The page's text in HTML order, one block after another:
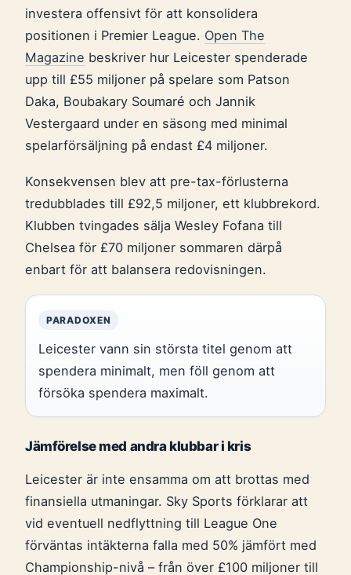
investera offensivt för att konsolidera
positionen i Premier League. Open The
Magazine beskriver hur Leicester spenderade
upp till £55 miljoner på spelare som Patson
Daka, Boubakary Soumaré och Jannik
Vestergaard under en säsong med minimal
spelarförsäljning på endast £4 miljoner.
Konsekvensen blev att pre-tax-förlusterna
tredubblades till £92,5 miljoner, ett klubbrekord.
Klubben tvingades sälja Wesley Fofana till
Chelsea för £70 miljoner sommaren därpå
enbart för att balansera redovisningen.
PARADOXEN
Leicester vann sin största titel genom att
spendera minimalt, men föll genom att
försöka spendera maximalt.
Jämförelse med andra klubbar i kris
Leicester är inte ensamma om att brottas med
finansiella utmaningar. Sky Sports förklarar att
vid eventuell nedflyttning till League One
förväntas intäkterna falla med 50% jämfört med
Championship-nivå – från över £100 miljoner till